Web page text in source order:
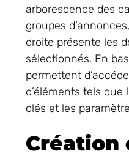
arborescence des
groupes
droite présente les
sélectionnés. En
permettent
d’éléments tels
clés et les
Création